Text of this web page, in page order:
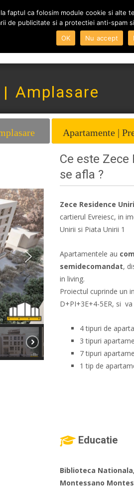
Amplasare
Apartamente |
Ce este
se afla ?
Zece Residence
cartierul Evreiesc, in
Unirii si Piata Unirii 1
Apartamentele au
semidecomandat,
in living.
Proiectul cuprinde un
D+PI+3E+4-5ER, si
4 tipuri de
3 tipuri
7 tipuri
1 tip de
Educatie
Biblioteca
Montessano
faptul ca folosim module cookie si
de publicitate si a protectiei anti-spam
OK
Nu accept